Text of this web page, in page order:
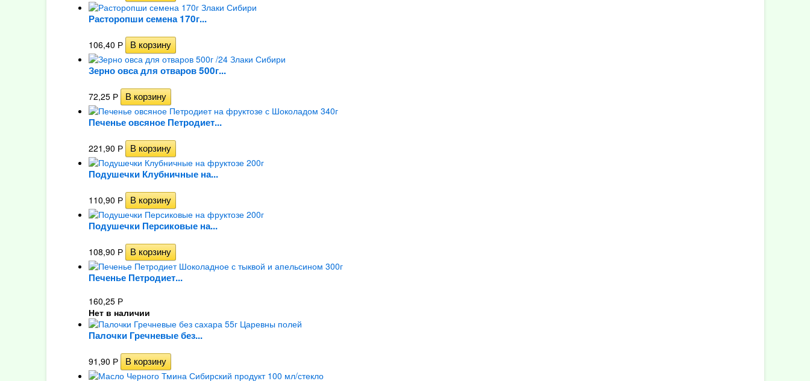
Расторопши семена 170г...
106,40 Р
Зерно овса для отваров 500г...
72,25 Р
Печенье овсяное Петродиет...
221,90 Р
Подушечки Клубничные на...
110,90 Р
Подушечки Персиковые на...
108,90 Р
Печенье Петродиет...
160,25 Р
Нет в наличии
Палочки Гречневые без...
91,90 Р